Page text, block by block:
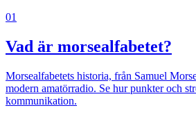
01
Vad är morsealfabetet?
Morsealfabetets historia, från Samuel
modern amatörradio. Se hur punkter och
kommunikation.